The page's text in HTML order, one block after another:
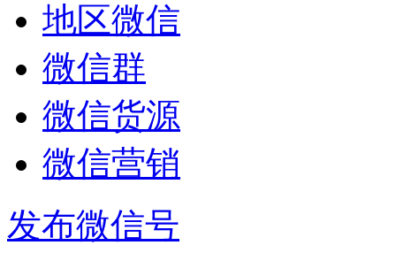
地区微信
微信群
微信货源
微信营销
发布微信号